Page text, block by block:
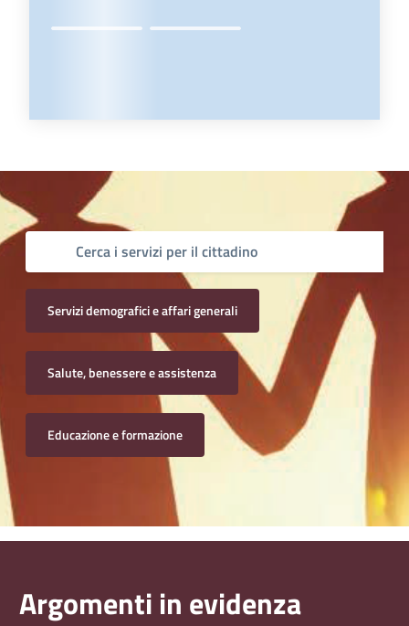
Servizi demografici e affari generali
Salute, benessere e assistenza
Educazione e formazione
Argomenti in evidenza